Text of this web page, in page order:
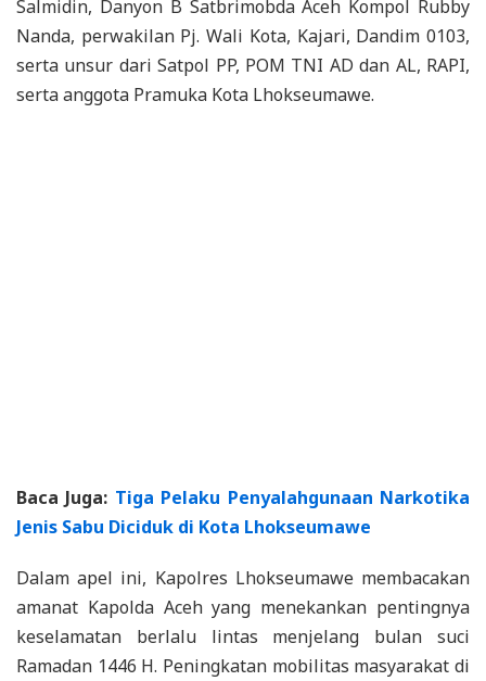
Salmidin, Danyon B Satbrimobda Aceh Kompol Rubby
Nanda, perwakilan Pj. Wali Kota, Kajari, Dandim 0103,
serta unsur dari Satpol PP, POM TNI AD dan AL, RAPI,
serta anggota Pramuka Kota Lhokseumawe.
Baca Juga: Tiga Pelaku Penyalahgunaan Narkotika
Jenis Sabu Diciduk di Kota Lhokseumawe
Dalam apel ini, Kapolres Lhokseumawe membacakan
amanat Kapolda Aceh yang menekankan pentingnya
keselamatan berlalu lintas menjelang bulan suci
Ramadan 1446 H. Peningkatan mobilitas masyarakat di